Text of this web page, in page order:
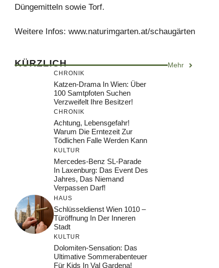
Düngemitteln sowie Torf.
Weitere Infos: www.naturimgarten.at/schaugärten
KÜRZLICH Mehr
CHRONIK
Katzen-Drama In Wien: Über
100 Samtpfoten Suchen
Verzweifelt Ihre Besitzer!
CHRONIK
Achtung, Lebensgefahr!
Warum Die Erntezeit Zur
Tödlichen Falle Werden Kann
KULTUR
Mercedes-Benz SL-Parade
In Laxenburg: Das Event Des
Jahres, Das Niemand
Verpassen Darf!
HAUS
Schlüsseldienst Wien 1010 –
Türöffnung In Der Inneren
Stadt
KULTUR
Dolomiten-Sensation: Das
Ultimative Sommerabenteuer
Für Kids In Val Gardena!